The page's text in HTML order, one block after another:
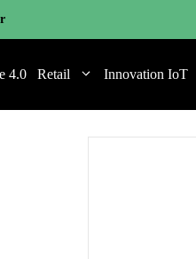
4.0 Retail Innovation IoT